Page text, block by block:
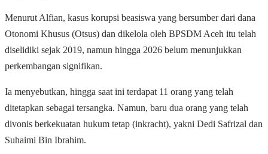
Menurut Alfian, kasus korupsi beasiswa yang bersumber dari dana
Otonomi Khusus (Otsus) dan dikelola oleh BPSDM Aceh itu telah
diselidiki sejak 2019, namun hingga 2026 belum menunjukkan
perkembangan signifikan.
Ia menyebutkan, hingga saat ini terdapat 11 orang yang telah
ditetapkan sebagai tersangka. Namun, baru dua orang yang telah
divonis berkekuatan hukum tetap (inkracht), yakni Dedi Safrizal dan
Suhaimi Bin Ibrahim.